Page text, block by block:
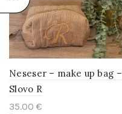
Neseser – make up bag –
Slovo R
35.00 €